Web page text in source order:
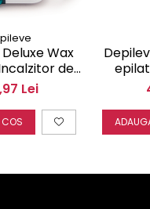
Deluxe Wax
de
Lei